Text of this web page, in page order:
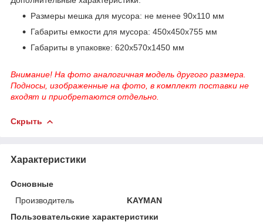
Размеры мешка для мусора: не менее 90х110 мм
Габариты емкости для мусора: 450х450х755 мм
Габариты в упаковке: 620х570х1450 мм
Внимание! На фото аналогичная модель другого размера.
Подносы, изображенные на фото, в комплект поставки не
входят и приобретаются отдельно.
Скрыть
Характеристики
Основные
Производитель
KAYMAN
Пользовательские характеристики